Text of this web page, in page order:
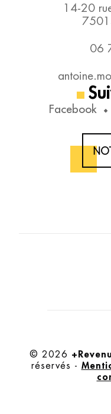
14-20
06
Facebook
© 2026
réservés -